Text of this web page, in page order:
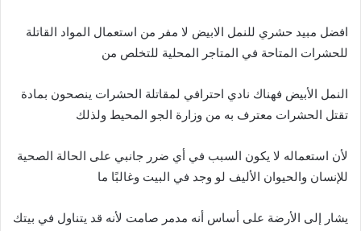
افضل مبيد حشري للنمل الابيض لا مفر من استعمال المواد القاتلة
للحشرات المتاحة في المتاجر المحلية للتخلص من
النمل الأبيض فهناك نادي احترافي لمقاتلة الحشرات ينصحون بمادة
تقتل الحشرات معترف به من وزارة الجو المحيط ولذلك
لأن استعماله لا يكون السبب في أي ضرر جانبي على الحالة الصحية
للإنسان والحيوان الأليف لو وجد في البيت وغالبًا ما
يشار إلى الأرضة على أساس أنه مدمر صامت لأنه قد يتناول في بيتك